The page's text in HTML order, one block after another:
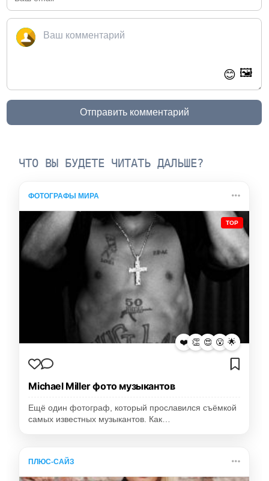
😊 🖼️
Отправить комментарий
ЧТО ВЫ БУДЕТЕ ЧИТАТЬ ДАЛЬШЕ?
ФОТОГРАФЫ МИРА
TOP
❤️ 👏 😍 😮 🌟
Michael Miller фото музыкантов
Ещё один фотограф, который прославился съёмкой
самых известных музыкантов. Как…
ПЛЮС-САЙЗ